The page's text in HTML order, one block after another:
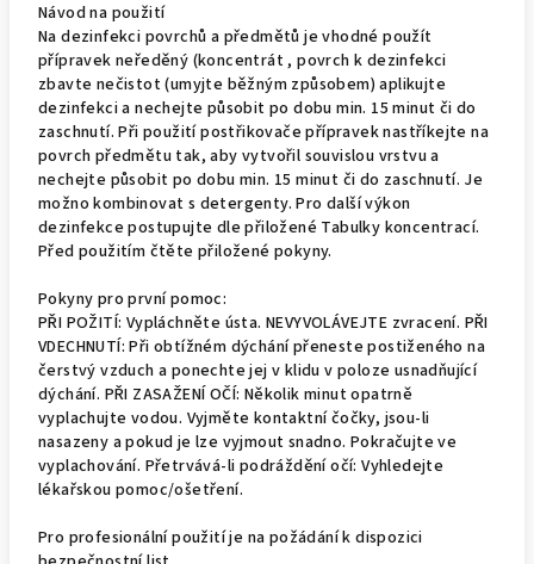
Návod na použití
Na dezinfekci povrchů a předmětů je vhodné použít
přípravek neředěný (koncentrát , povrch k dezinfekci
zbavte nečistot (umyjte běžným způsobem) aplikujte
dezinfekci a nechejte působit po dobu min. 15 minut či do
zaschnutí. Při použití postřikovače přípravek nastříkejte na
povrch předmětu tak, aby vytvořil souvislou vrstvu a
nechejte působit po dobu min. 15 minut či do zaschnutí. Je
možno kombinovat s detergenty. Pro další výkon
dezinfekce postupujte dle přiložené Tabulky koncentrací.
Před použitím čtěte přiložené pokyny.
Pokyny pro první pomoc:
PŘI POŽITÍ: Vypláchněte ústa. NEVYVOLÁVEJTE zvracení. PŘI
VDECHNUTÍ: Při obtížném dýchání přeneste postiženého na
čerstvý vzduch a ponechte jej v klidu v poloze usnadňující
dýchání. PŘI ZASAŽENÍ OČÍ: Několik minut opatrně
vyplachujte vodou. Vyjměte kontaktní čočky, jsou-li
nasazeny a pokud je lze vyjmout snadno. Pokračujte ve
vyplachování. Přetrvává-li podráždění očí: Vyhledejte
lékařskou pomoc/ošetření.
Pro profesionální použití je na požádání k dispozici